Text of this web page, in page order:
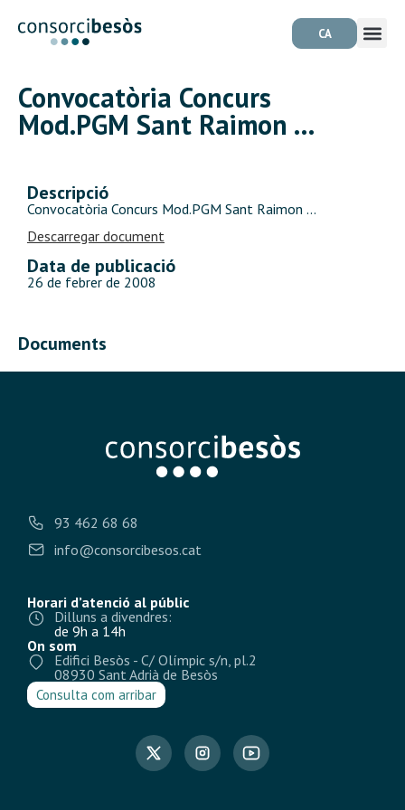
CA
Convocatòria Concurs
Mod.PGM Sant Raimon …
Descripció
Convocatòria Concurs Mod.PGM Sant Raimon …
Descarregar document
Data de publicació
26 de febrer de 2008
Documents
93 462 68 68
info@consorcibesos.cat
Horari d’atenció al públic
Dilluns a divendres:
de 9h a 14h
On som
Edifici Besòs - C/ Olímpic s/n, pl.2
08930 Sant Adrià de Besòs
Consulta com arribar